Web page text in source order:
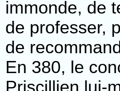
immonde, de
de professer,
de
En 380, le
Priscillien lui-